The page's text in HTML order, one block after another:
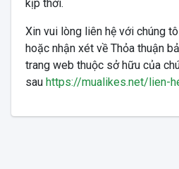
kịp thời.
Xin vui lòng liên hệ với chúng
hoặc nhận xét về Thỏa thuận
trang web thuộc sở hữu của
sau https://mualikes.net/lien-